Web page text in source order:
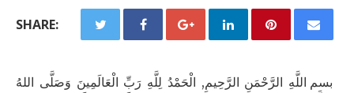
SHARE:
بسم اللَّهِ الرَّحْمَنِ الرَّحِيمِ, الْحَمْدُ لِلَّهِ رَبِّ الْعَالَمِينَ وَصَلَّى اللهُ